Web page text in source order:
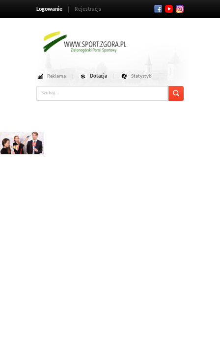
Logowanie Rejestracja
Reklama Dotacja Statystyki